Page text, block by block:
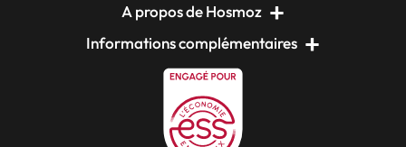
A propos de Hosmoz
Informations complémentaires